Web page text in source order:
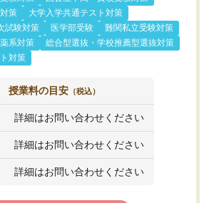
策
大学入学共通テスト対策
試験対策
医学部受験
難関私立受験対策
系対策
総合型選抜・学校推薦型選抜対策
対策
授業料の目安 （税込）
詳細はお問い合わせください
詳細はお問い合わせください
詳細はお問い合わせください